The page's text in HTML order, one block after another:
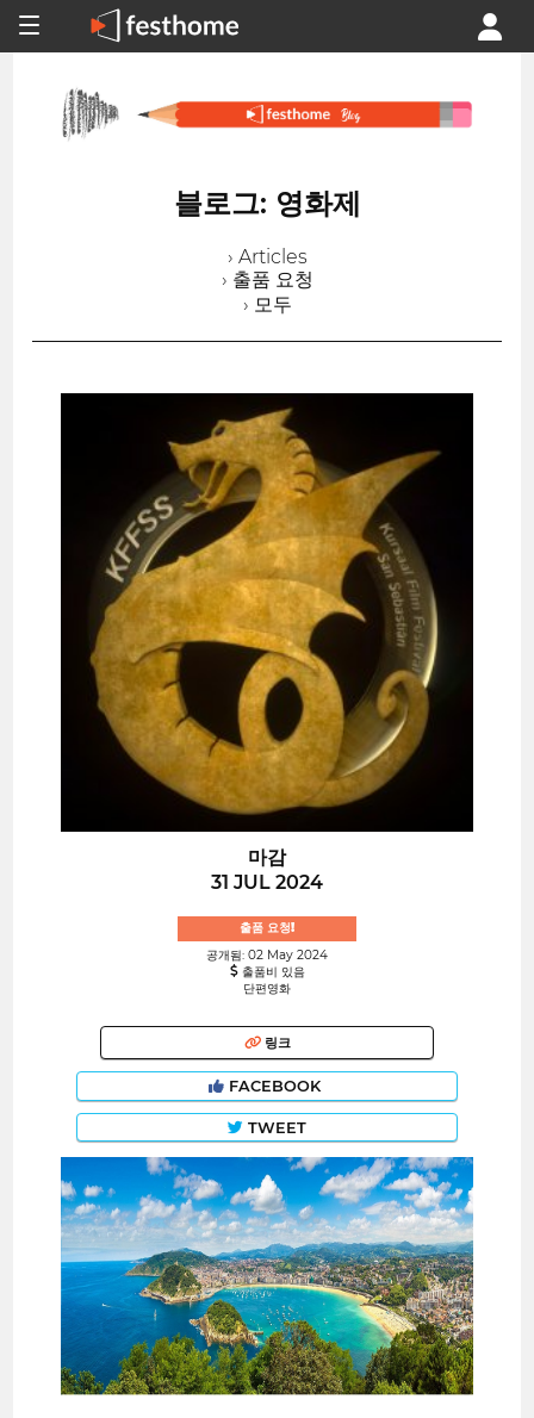
블로그: 영화제
› Articles
› 출품 요청
› 모두
마감
31 JUL 2024
출품 요청!
공개됨: 02 May 2024
출품비 있음
단편영화
링크
FACEBOOK
TWEET